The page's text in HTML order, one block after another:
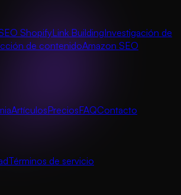
ShopifyLink BuildingInvestigación de
de contenidoAmazon SEO
ArtículosPreciosFAQContacto
Términos de servicio